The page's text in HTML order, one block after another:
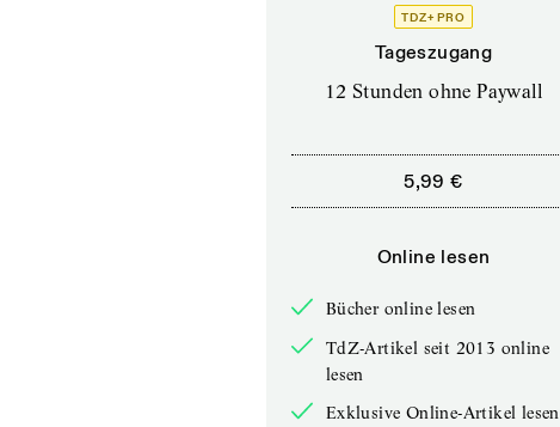
TDZ+ PRO
Tageszugang
12 Stunden ohne Paywall
5,99 €
Online lesen
Bücher online lesen
TdZ-Artikel seit 2013 online
lesen
Exklusive Online-Artikel lesen